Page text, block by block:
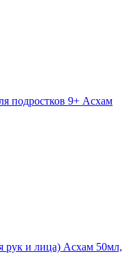
подростков 9+ Асхам